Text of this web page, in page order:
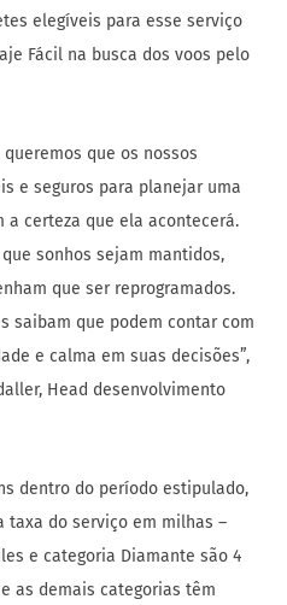
elegíveis para esse serviço
Fácil na busca dos voos pelo
que os nossos
e seguros para planejar uma
a certeza que ela acontecerá.
sonhos sejam mantidos,
que ser reprogramados.
saibam que podem contar com
e calma em suas decisões”,
Head desenvolvimento
dentro do período estipulado,
taxa do serviço em milhas –
e categoria Diamante são 4
as demais categorias têm